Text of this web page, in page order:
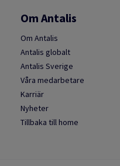
Om Antalis
Om Antalis
Antalis globalt
Antalis Sverige
Våra medarbetare
Karriär
Nyheter
Tillbaka till home